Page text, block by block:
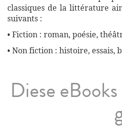
classiques de la littérature
suivants :
• Fiction : roman, poésie,
• Non fiction : histoire, essais,
Diese